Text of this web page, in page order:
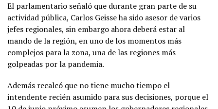
El parlamentario señaló que durante gran parte de su
actividad pública, Carlos Geisse ha sido asesor de varios
jefes regionales, sin embargo ahora deberá estar al
mando de la región, en uno de los momentos más
complejos para la zona, una de las regiones más
golpeadas por la pandemia.
Además recalcó que no tiene mucho tiempo el
intendente recién asumido para sus decisiones, porque el